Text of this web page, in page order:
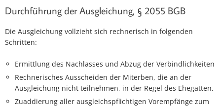
Durchführung der Ausgleichung, § 2055 BGB
Die Ausgleichung vollzieht sich rechnerisch in folgenden
Schritten:
Ermittlung des Nachlasses und Abzug der Verbindlichkeiten
Rechnerisches Ausscheiden der Miterben, die an der
Ausgleichung nicht teilnehmen, in der Regel des Ehegatten,
Zuaddierung aller ausgleichspflichtigen Vorempfänge zum